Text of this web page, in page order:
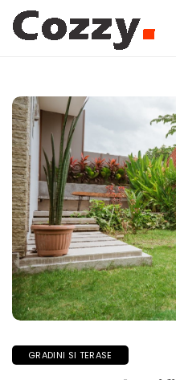
GRADINI SI TERASE